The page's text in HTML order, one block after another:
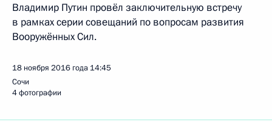
Владимир Путин провёл заключительную встречу
в рамках серии совещаний по вопросам развития
Вооружённых Сил.
18 ноября 2016 года 14:45
Сочи
4 фотографии